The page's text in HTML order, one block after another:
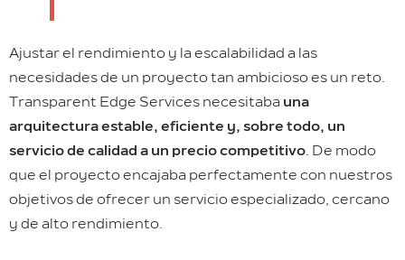
Ajustar el rendimiento y la escalabilidad a las
necesidades de un proyecto tan ambicioso es un reto.
Transparent Edge Services necesitaba una
arquitectura estable, eficiente y, sobre todo, un
servicio de calidad a un precio competitivo. De modo
que el proyecto encajaba perfectamente con nuestros
objetivos de ofrecer un servicio especializado, cercano
y de alto rendimiento.